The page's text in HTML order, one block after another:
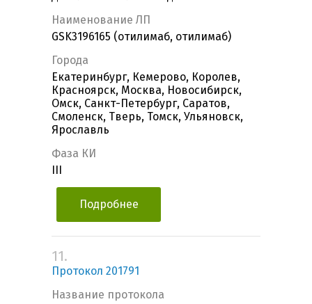
Наименование ЛП
GSK3196165 (отилимаб, отилимаб)
Города
Екатеринбург, Кемерово, Королев,
Красноярск, Москва, Новосибирск,
Омск, Санкт-Петербург, Саратов,
Смоленск, Тверь, Томск, Ульяновск,
Ярославль
Фаза КИ
Подробнее
11.
Протокол 201791
Название протокола